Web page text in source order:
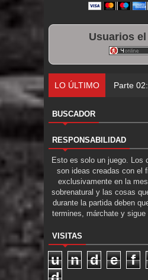
Usuarios
LO ÚLTIMO Parte
BUSCADOR
RESPONSABILIDAD
Esto es solo un juego. Los
son ideas creadas con el
exclusivamente en la
sobrenatural y las cosas
durante la partida deben
termines, márchate y
VISITAS
u n d e f